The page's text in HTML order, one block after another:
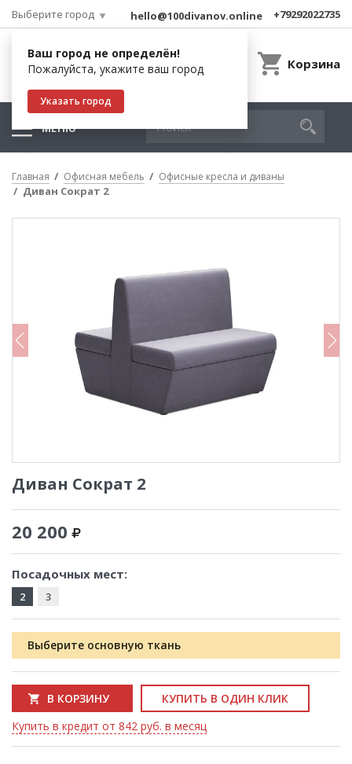
Выберите город
Ваш город не определён!
Пожалуйста, укажите ваш город
Указать город
hello@100divanov.online +79292022735
Корзина
МЕНЮ
Главная Офисная мебель Офисные кресла и диваны
Диван Сократ 2
Диван Сократ 2
20 200
Посадочных мест:
2 3
Выберите основную ткань
В КОРЗИНУ
КУПИТЬ В ОДИН КЛИК
Купить в кредит от 842 руб. в месяц